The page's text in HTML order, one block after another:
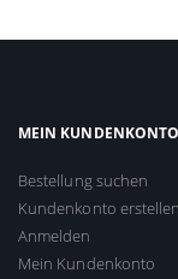
MEIN KUNDENKONTO
Bestellung suchen
Kundenkonto erstellen
Anmelden
Mein Kundenkonto